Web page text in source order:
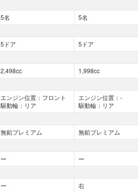
5名 5名
5ドア 5ドア
2,498cc 1,998cc
エンジン位置：フロント
駆動輪：リア
エンジン位置：-
駆動輪：リア
無鉛プレミアム 無鉛プレミアム
ー ー
ー 右